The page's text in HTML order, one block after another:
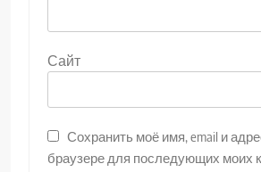
Сайт
Сохранить моё имя, email и
браузере для последующих моих